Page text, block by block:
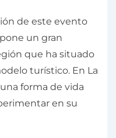
de este evento
un gran
que ha situado
turístico. En La
forma de vida
en su